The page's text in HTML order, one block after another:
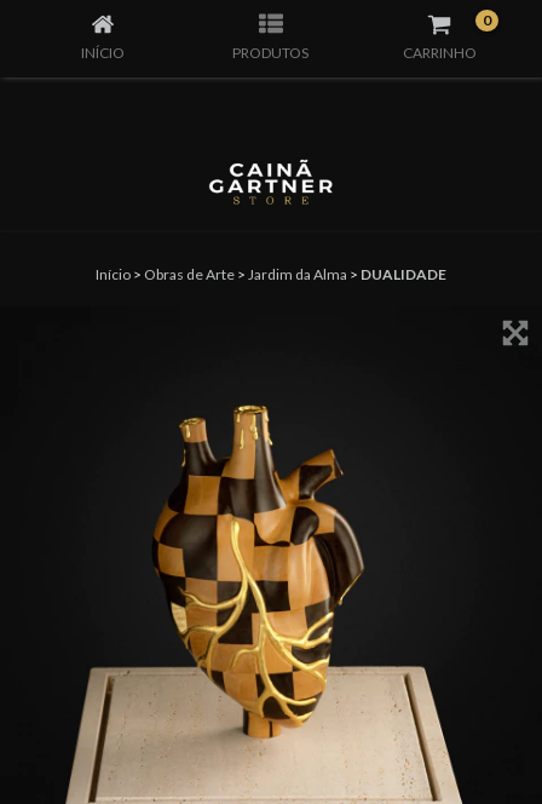
INÍCIO PRODUTOS CARRINHO
0
Início > Obras de Arte > Jardim da Alma > DUALIDADE